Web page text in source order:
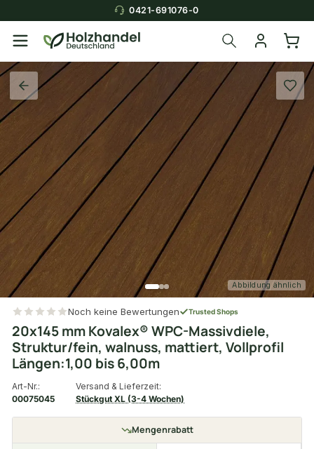
0421-691076-0
Abbildung ähnlich
Noch keine Bewertungen Trusted Shops
20x145 mm Kovalex® WPC-Massivdiele,
Struktur/fein, walnuss, mattiert, Vollprofil
Längen:1,00 bis 6,00m
Art-Nr.:
00075045
Versand & Lieferzeit:
Stückgut XL (3-4 Wochen)
Mengenrabatt